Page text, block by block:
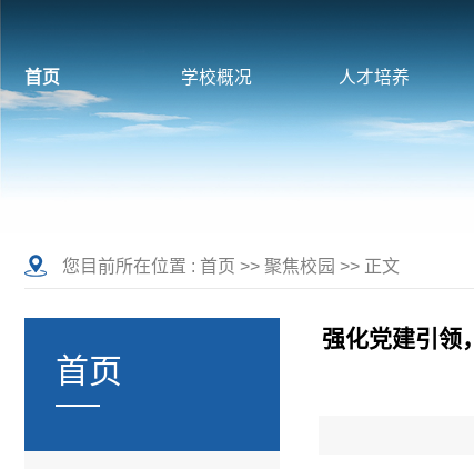
首页 学校概况 人才培养
您目前所在位置 : 首页 >> 聚焦校园 >> 正文
首页
强化党建引领